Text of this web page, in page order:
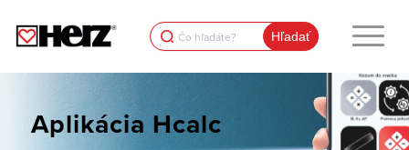
Search
for:
Aplikácia Hcalc